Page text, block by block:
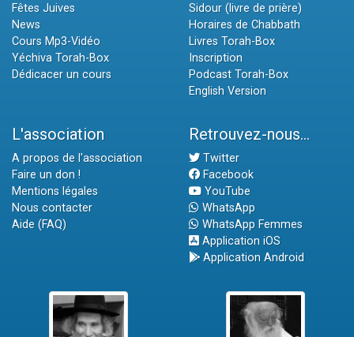
Fêtes Juives
News
Cours Mp3-Vidéo
Yéchiva Torah-Box
Dédicacer un cours
Sidour (livre de prière)
Horaires de Chabbath
Livres Torah-Box
Inscription
Podcast Torah-Box
English Version
L'association
A propos de l'association
Faire un don !
Mentions légales
Nous contacter
Aide (FAQ)
Retrouvez-nous...
Twitter
Facebook
YouTube
WhatsApp
WhatsApp Femmes
Application iOS
Application Android